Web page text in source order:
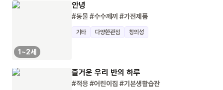
1~2세
안녕
#동물#수수께끼 #가전제품
기타 다양한관점 창의성
즐거운 우리 반의 하루
#적응#어린이집 #기본생활습관